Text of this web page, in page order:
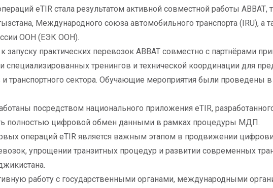
eTIR стала результатом активной совместной работы
Международного союза автомобильного транспорта (IRU), а
ООН (ЕЭК ООН).
запуску практических перевозок АВВАТ совместно с партнёрами
специализированных тренингов и технической координации для
транспортного сектора. Обучающие мероприятия были
посредством национального приложения eTIR,
полностью цифровой обмен данными в рамках процедуры МДП.
операций eTIR является важным этапом в продвижении
упрощении транзитных процедур и развитии современных
работу с государственными органами, международными